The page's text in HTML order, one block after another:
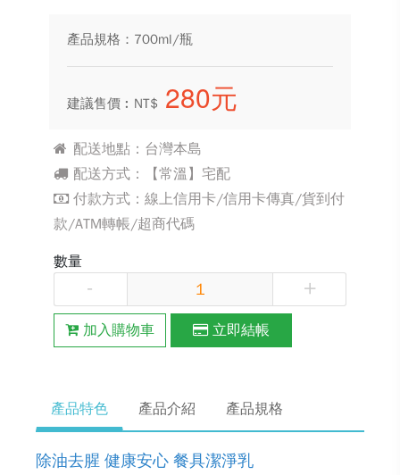
產品規格：700ml/瓶
建議售價︰NT$ 280元
配送地點：台灣本島
配送方式：【常溫】宅配
付款方式：線上信用卡/信用卡傳真/貨到付
款/ATM轉帳/超商代碼
數量
- +
加入購物車 立即結帳
產品特色 產品介紹 產品規格
除油去腥 健康安心 餐具潔淨乳